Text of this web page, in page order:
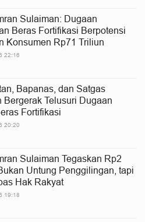
Sulaiman: Dugaan
Beras Fortifikasi Berpotensi
Konsumen Rp71 Triliun
22:16
Bapanas, dan Satgas
Bergerak Telusuri Dugaan
Fortifikasi
20:20
Sulaiman Tegaskan Rp2
Untung Penggilingan, tapi
Hak Rakyat
19:18